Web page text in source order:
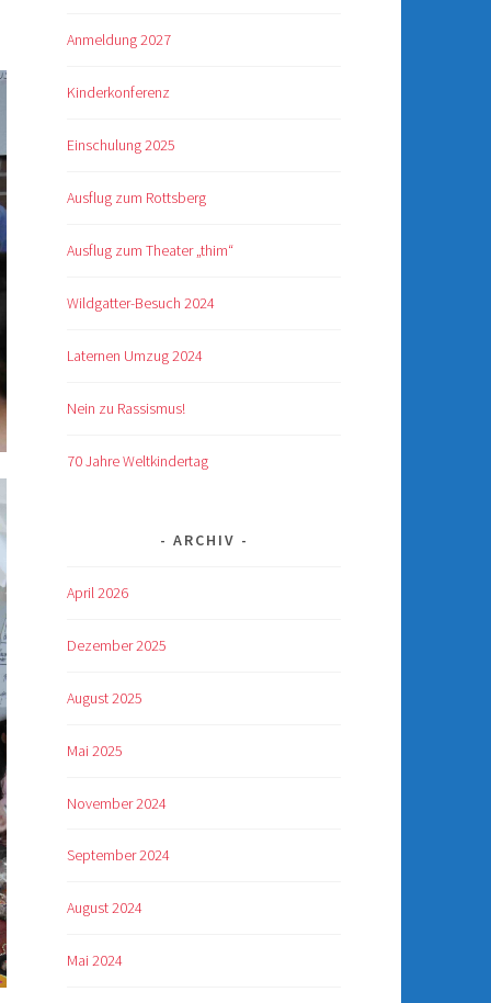
Anmeldung 2027
Kinderkonferenz
Einschulung 2025
Ausflug zum Rottsberg
Ausflug zum Theater „thim“
Wildgatter-Besuch 2024
Laternen Umzug 2024
Nein zu Rassismus!
70 Jahre Weltkindertag
ARCHIV
April 2026
Dezember 2025
August 2025
Mai 2025
November 2024
September 2024
August 2024
Mai 2024